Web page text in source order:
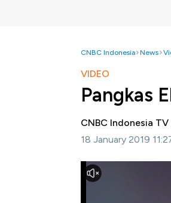
CNBC Indonesia News
VIDEO
Pangkas
CNBC Indonesia
18 January 2019
Jakarta, CNBC
yang tinggi menjadi
pemerintahan,